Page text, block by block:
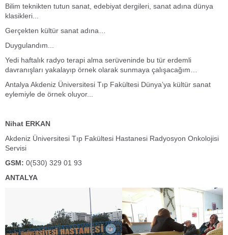
Bilim teknikten tutun sanat, edebiyat dergileri, sanat adına dünya
klasikleri...
Gerçekten kültür sanat adına…
Duygulandım...
Yedi haftalık radyo terapi alma serüveninde bu tür erdemli
davranışları yakalayıp örnek olarak sunmaya çalışacağım…
Antalya Akdeniz Üniversitesi Tıp Fakültesi Dünya’ya kültür sanat
eylemiyle de örnek oluyor...
Nihat ERKAN
Akdeniz Üniversitesi Tıp Fakültesi Hastanesi Radyosyon Onkolojisi
Servisi
GSM: 0(530) 329 01 93
ANTALYA